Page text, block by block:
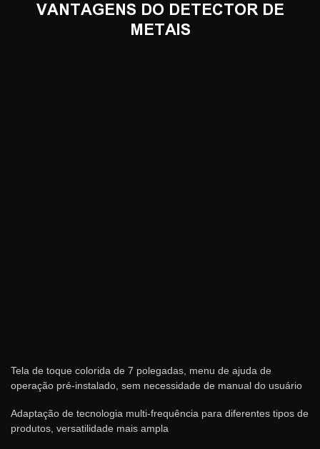
VANTAGENS DO DETECTOR DE
METAIS
Tela de toque colorida de 7 polegadas, menu de ajuda de
operação pré-instalado, sem necessidade de manual do usuário
Adaptação de tecnologia multi-frequência para diferentes tipos de
produtos, versatilidade mais ampla